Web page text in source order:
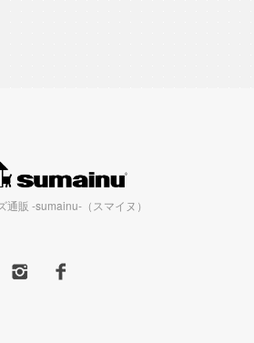
通販 -sumainu-（スマイヌ）